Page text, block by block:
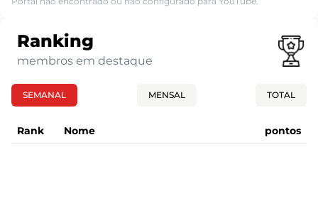
Ranking
membros em destaque
SEMANAL MENSAL TOTAL
Rank Nome pontos